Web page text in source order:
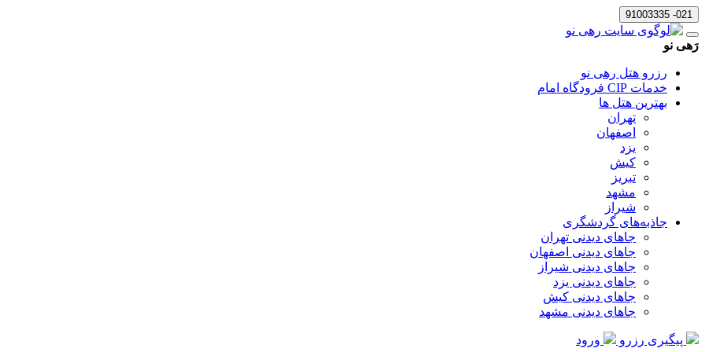
021- 91003335
رَهی نو
رزرو هتل رهی نو
خدمات CIP فرودگاه امام
بهترین هتل ها
تهران
اصفهان
یزد
کیش
تبریز
مشهد
شیراز
جاذبه‌های گردشگری
جاهای دیدنی تهران
جاهای دیدنی اصفهان
جاهای دیدنی شیراز
جاهای دیدنی یزد
جاهای دیدنی کیش
جاهای دیدنی مشهد
پیگیری رزرو ورود